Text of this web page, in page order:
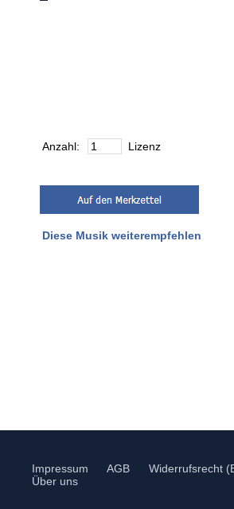
Anzahl: Lizenz
Diese Musik weiterempfehlen
Impressum AGB Widerrufsrecht
Über uns